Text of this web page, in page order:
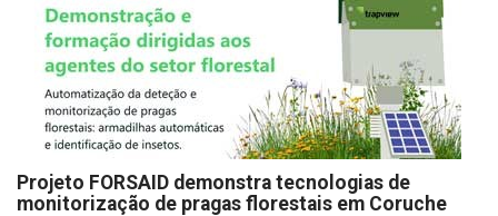
Projeto FORSAID demonstra tecnologias de
monitorização de pragas florestais em Coruche